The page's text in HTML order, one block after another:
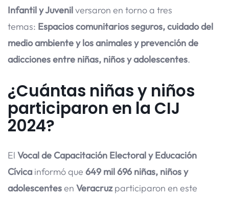
Infantil y Juvenilversaron en torno a tres
temas: Espacios comunitarios seguros, cuidado del
medio ambiente y los animales y prevención de
adicciones entre niñas, niños y adolescentes.
¿Cuántas niñas y niños
participaron en la CIJ
2024?
El Vocal de Capacitación Electoral y Educación
Cívica informó que 649 mil 696 niñas, niños y
adolescentesen Veracruzparticiparon en este